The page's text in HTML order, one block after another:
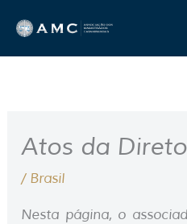
para
o
Atos da
/ Brasil
Nesta página, o